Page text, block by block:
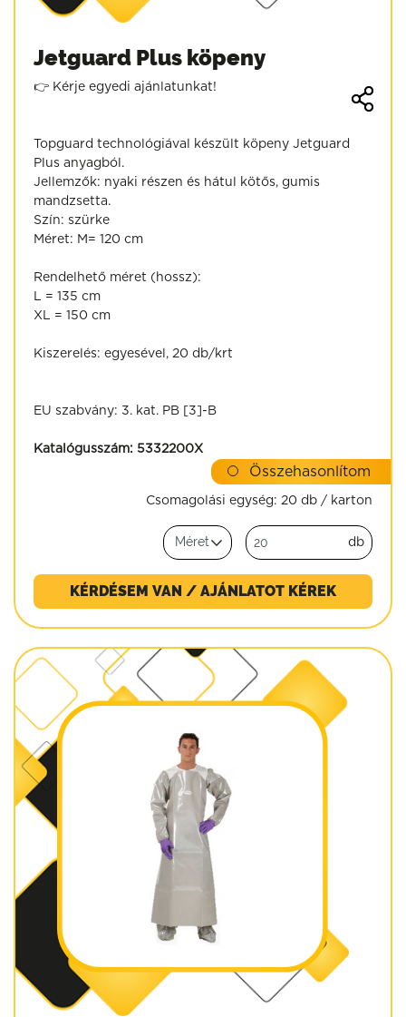
Jetguard Plus köpeny
👉 Kérje egyedi ajánlatunkat!
Topguard technológiával készült köpeny Jetguard
Plus anyagból.
Jellemzők: nyaki részen és hátul kötős, gumis
mandzsetta.
Szín: szürke
Méret: M= 120 cm
Rendelhető méret (hossz):
L = 135 cm
XL = 150 cm
Kiszerelés: egyesével, 20 db/krt
EU szabvány: 3. kat. PB [3]-B
Katalógusszám: 5332200X
Összehasonlítom
Csomagolási egység: 20 db / karton
db
KÉRDÉSEM VAN / AJÁNLATOT KÉREK